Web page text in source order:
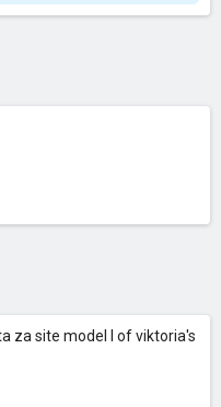
za site model I of viktoria's